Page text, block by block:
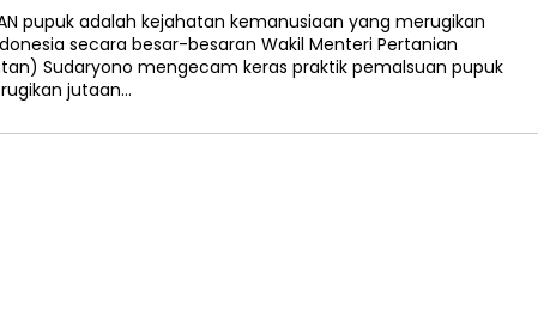
pupuk adalah kejahatan kemanusiaan yang merugikan
secara besar-besaran Wakil Menteri Pertanian
Sudaryono mengecam keras praktik pemalsuan pupuk
jutaan…